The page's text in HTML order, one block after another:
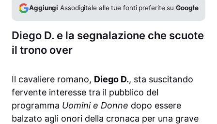
Aggiungi Assodigitale alle tue fonti preferite suGoogle
Diego D. e la segnalazione che scuote
il trono over
Il cavaliere romano, Diego D., sta suscitando
fervente interesse tra il pubblico del
programma Uomini e Donne dopo essere
balzato agli onori della cronaca per una grave